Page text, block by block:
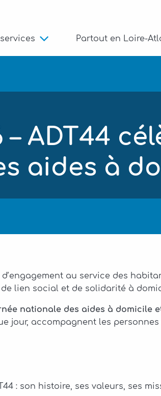
Partout en Loire-
– ADT44
aides à
d’engagement au service des
lien social et de solidarité à
nationale des aides à domicile
jour, accompagnent les
: son histoire, ses valeurs, ses